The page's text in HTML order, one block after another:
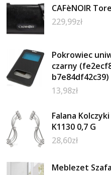
CAFèNOIR
229,99zł
Pokrowiec
czarny
b7e84df42c39)
13,98zł
Falana
K1130 0,7 G
28,60zł
Meblezet